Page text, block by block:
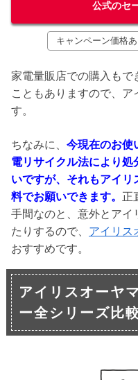
公式のセ
キャンペーン価格
家電量販店での購入もで
こともありますので、
す。
ちなみに、 今現在のお使
電リサイクル法により
いですが、それもアイリ
料でお願いできます。 正
手間なのと、意外とアイ
たりするので、 アイリス
おすすめです。
アイリスオーヤ
ー全シリーズ比